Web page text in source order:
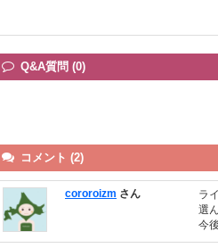
Q&A質問 (0)
コメント (2)
cororoizm さん
ラ
選
今